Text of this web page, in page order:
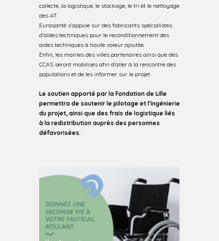
collecte, la logistique, le stockage, le tri et le nettoyage
des AT.
Eurasanté s’appuie sur des fabricants spécialistes
d’aides techniques pour le reconditionnement des
aides techniques à haute valeur ajoutée.
Enfin, les mairies des villes partenaires ainsi que des
CCAS seront mobilisés afin d’aller à la rencontre des
populations et de les informer sur le projet.
Le soutien apporté par la Fondation de Lille
permettra de soutenir le pilotage et l’ingénierie
du projet, ainsi que des frais de logistique liés
à la redistribution auprès des personnes
défavorisées.